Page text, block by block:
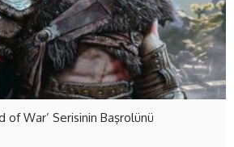
of War’ Serisinin Başrolünü